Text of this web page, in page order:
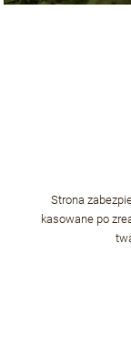
Strona
kasowane po